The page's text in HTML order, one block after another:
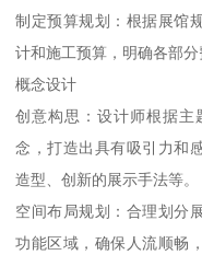
制定预算规划：根据展馆
计和施工预算，明确各部分
概念设计
创意构思：设计师根据
念，打造出具有吸引力和
造型、创新的展示手法等。
空间布局规划：合理划分
功能区域，确保人流顺畅